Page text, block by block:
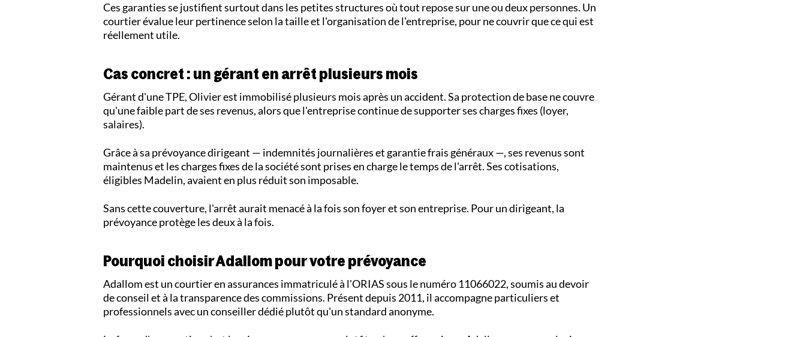
Ces garanties se justifient surtout dans les petites structures où tout repose sur une ou deux personnes. Un
courtier évalue leur pertinence selon la taille et l'organisation de l'entreprise, pour ne couvrir que ce qui est
réellement utile.
Cas concret : un gérant en arrêt plusieurs mois
Gérant d'une TPE, Olivier est immobilisé plusieurs mois après un accident. Sa protection de base ne couvre
qu'une faible part de ses revenus, alors que l'entreprise continue de supporter ses charges fixes (loyer,
salaires).
Grâce à sa prévoyance dirigeant — indemnités journalières et garantie frais généraux —, ses revenus sont
maintenus et les charges fixes de la société sont prises en charge le temps de l'arrêt. Ses cotisations,
éligibles Madelin, avaient en plus réduit son imposable.
Sans cette couverture, l'arrêt aurait menacé à la fois son foyer et son entreprise. Pour un dirigeant, la
prévoyance protège les deux à la fois.
Pourquoi choisir Adallom pour votre prévoyance
Adallom est un courtier en assurances immatriculé à l'ORIAS sous le numéro 11066022, soumis au devoir
de conseil et à la transparence des commissions. Présent depuis 2011, il accompagne particuliers et
professionnels avec un conseiller dédié plutôt qu'un standard anonyme.